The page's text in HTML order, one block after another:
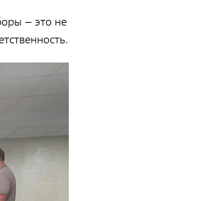
– это не
радиоактивно
территорий
и
мониторинг
изделий и
обследование